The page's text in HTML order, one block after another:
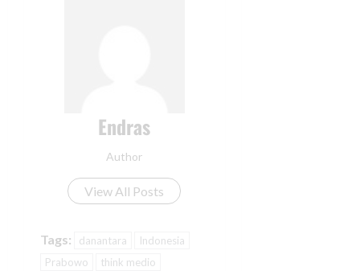
Endras
Author
View All Posts
Tags: danantara
Indonesia
Prabowo
think medio